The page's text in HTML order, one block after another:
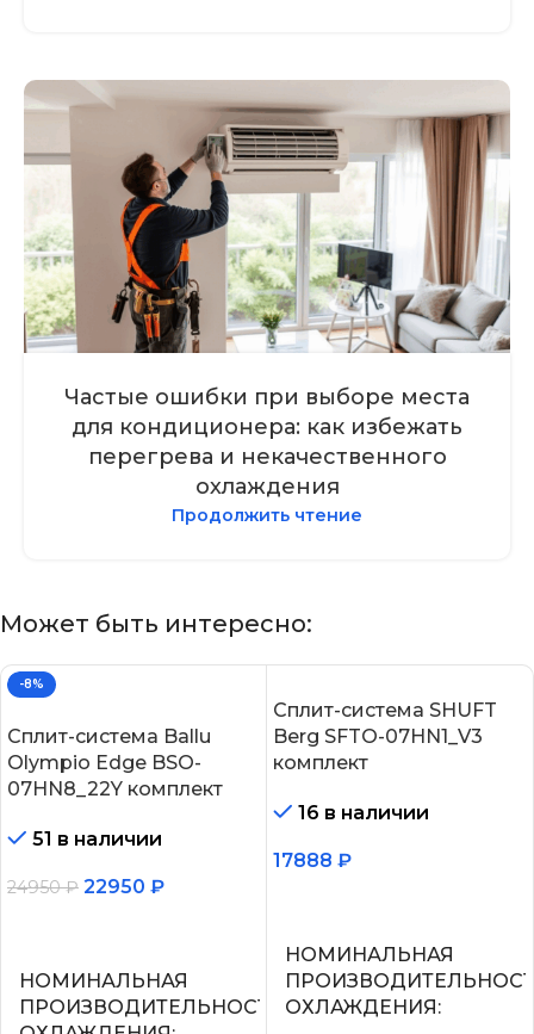
Частые ошибки при выборе места
для кондиционера: как избежать
перегрева и некачественного
охлаждения
Продолжить чтение
Может быть интересно:
-8%
Сплит-система Ballu
Olympio Edge BSO-
07HN8_22Y комплект
51 в наличии
24950₽ 22950 ₽
НОМИНАЛЬНАЯ
ПРОИЗВОДИТЕЛЬНОСТЬ
Сплит-система SHUFT
Berg SFTO-07HN1_V3
комплект
16 в наличии
17888 ₽
НОМИНАЛЬНАЯ
ОХЛАЖДЕНИЯ